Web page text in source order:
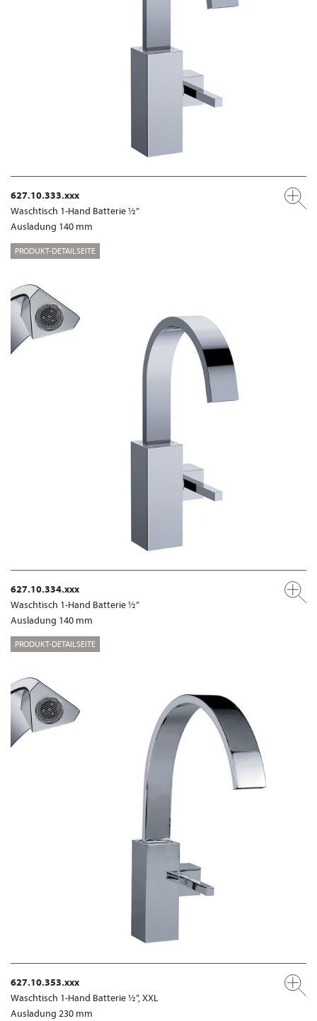
627.10.333.xxx
Waschtisch 1-Hand Batterie ½”
Ausladung 140 mm
PRODUKT-DETAILSEITE
627.10.334.xxx
Waschtisch 1-Hand Batterie ½”
Ausladung 140 mm
PRODUKT-DETAILSEITE
627.10.353.xxx
Waschtisch 1-Hand Batterie ½“, XXL
Ausladung 230 mm